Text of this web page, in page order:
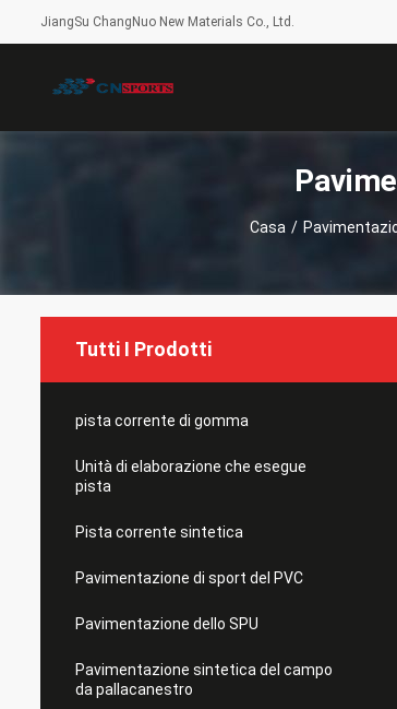
JiangSu ChangNuo New Materials Co., Ltd.
Casa /
Tutti I Prodotti
pista corrente di gomma
Unità di elaborazione che esegue
pista
Pista corrente sintetica
Pavimentazione di sport del PVC
Pavimentazione dello SPU
Pavimentazione sintetica del campo
da pallacanestro